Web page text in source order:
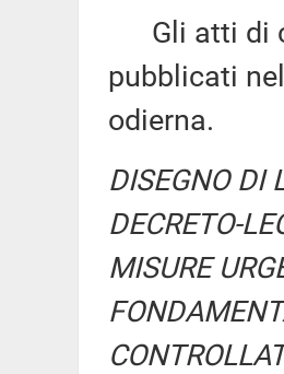
Gli atti di
pubblicati
odierna.
DISEGNO DI
DECRETO-
MISURE